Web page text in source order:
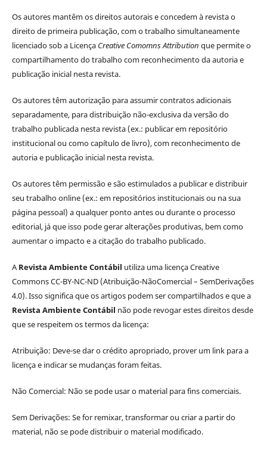
Os autores mantêm os direitos autorais e concedem à revista o
direito de primeira publicação, com o trabalho simultaneamente
licenciado sob a Licença Creative Comomns Attribution que permite o
compartilhamento do trabalho com reconhecimento da autoria e
publicação inicial nesta revista.
Os autores têm autorização para assumir contratos adicionais
separadamente, para distribuição não-exclusiva da versão do
trabalho publicada nesta revista (ex.: publicar em repositório
institucional ou como capítulo de livro), com reconhecimento de
autoria e publicação inicial nesta revista.
Os autores têm permissão e são estimulados a publicar e distribuir
seu trabalho online (ex.: em repositórios institucionais ou na sua
página pessoal) a qualquer ponto antes ou durante o processo
editorial, já que isso pode gerar alterações produtivas, bem como
aumentar o impacto e a citação do trabalho publicado.
ARevista Ambiente Contábil utiliza uma licença Creative
Commons CC-BY-NC-ND (Atribuição-NãoComercial – SemDerivações
4.0). Isso significa que os artigos podem ser compartilhados e que a
Revista Ambiente Contábil não pode revogar estes direitos desde
que se respeitem os termos da licença:
Atribuição: Deve-se dar o crédito apropriado, prover um link para a
licença e indicar se mudanças foram feitas.
Não Comercial: Não se pode usar o material para fins comerciais.
Sem Derivações: Se for remixar, transformar ou criar a partir do
material, não se pode distribuir o material modificado.